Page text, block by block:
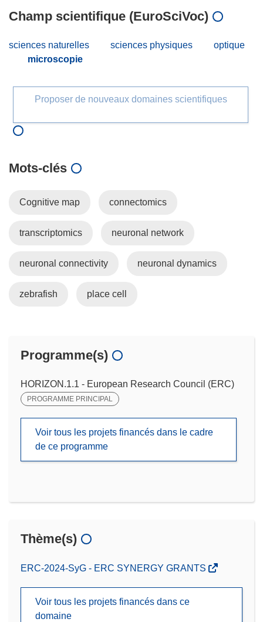
Champ scientifique (EuroSciVoc)
sciences naturelles sciences physiques
optique
microscopie
Proposer de nouveaux domaines scientifiques
Mots‑clés
Cognitive map connectomics
transcriptomics neuronal network
neuronal connectivity neuronal dynamics
zebrafish place cell
Programme(s)
HORIZON.1.1 - European Research Council (ERC)
PROGRAMME PRINCIPAL
Voir tous les projets financés dans le cadre
de ce programme
Thème(s)
ERC-2024-SyG - ERC SYNERGY GRANTS
Voir tous les projets financés dans ce
domaine